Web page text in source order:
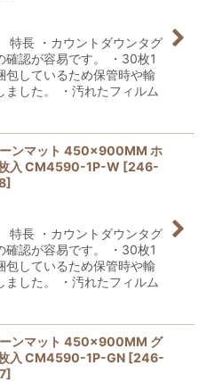
特長 ・カウントダウンタグ
確認が容易です。 ・30枚1
包しているため保管時や輸
ました。 ・汚れたフィルム
ーンマット 450×900MM ホ
枚入 CM4590-1P-W [246-
]
特長 ・カウントダウンタグ
確認が容易です。 ・30枚1
包しているため保管時や輸
ました。 ・汚れたフィルム
ーンマット 450×900MM グ
枚入 CM4590-1P-GN [246-
]